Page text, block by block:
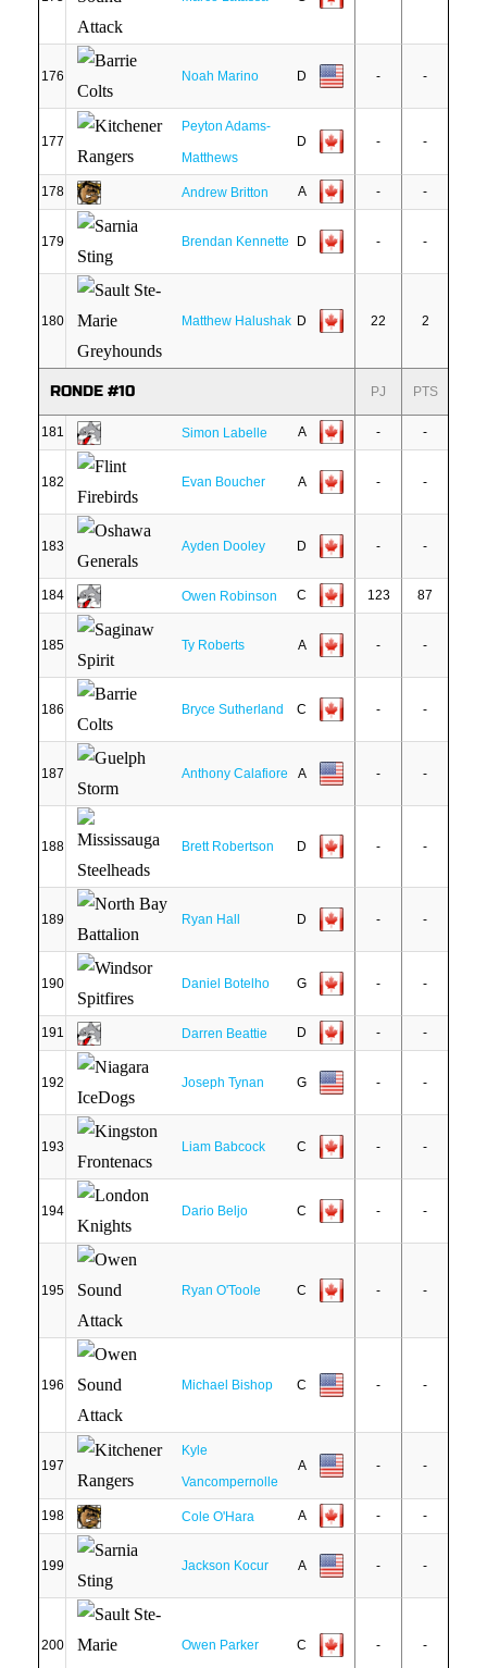
176 Noah Marino D - -
177
Peyton Adams-
Matthews
D - -
178 Andrew Britton A - -
179 Brendan Kennette D - -
180 Matthew Halushak D 22 2
RONDE #10 PJ PTS
181 Simon Labelle A - -
182 Evan Boucher A - -
183 Ayden Dooley D - -
184 Owen Robinson C 123 87
185 Ty Roberts A - -
186 Bryce Sutherland C - -
187 Anthony Calafiore A - -
188 Brett Robertson D - -
189 Ryan Hall D - -
190 Daniel Botelho G - -
191 Darren Beattie D - -
192 Joseph Tynan G - -
193 Liam Babcock C - -
194 Dario Beljo C - -
195 Ryan O'Toole C - -
196 Michael Bishop C - -
197
Kyle
Vancompernolle
A - -
198 Cole O'Hara A - -
199 Jackson Kocur A - -
200 Owen Parker C - -